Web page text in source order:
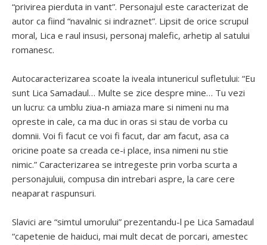
“privirea pierduta in vant”. Personajul este caracterizat de
autor ca fiind “navalnic si indraznet”. Lipsit de orice scrupul
moral, Lica e raul insusi, personaj malefic, arhetip al satului
romanesc.
Autocaracterizarea scoate la iveala intunericul sufletului: “Eu
sunt Lica Samadaul… Multe se zice despre mine… Tu vezi
un lucru: ca umblu ziua-n amiaza mare si nimeni nu ma
opreste in cale, ca ma duc in oras si stau de vorba cu
domnii. Voi fi facut ce voi fi facut, dar am facut, asa ca
oricine poate sa creada ce-i place, insa nimeni nu stie
nimic.” Caracterizarea se intregeste prin vorba scurta a
personajuluii, compusa din intrebari aspre, la care cere
neaparat raspunsuri.
Slavici are “simtul umorului” prezentandu-l pe Lica Samadaul
“capetenie de haiduci, mai mult decat de porcari, amestec